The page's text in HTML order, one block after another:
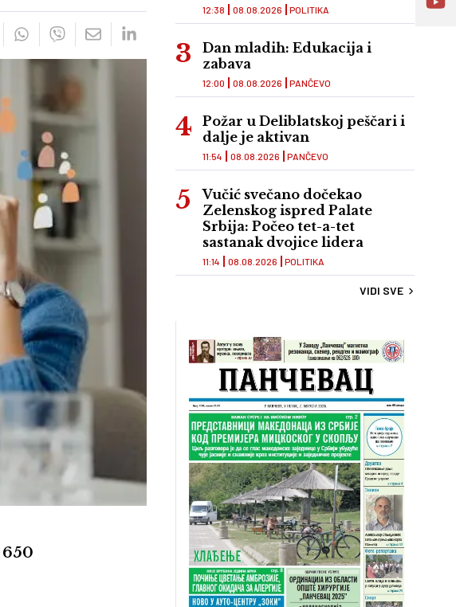
POLITIKA
12:38 08.08.2026
Dan mladih: Edukacija i
zabava
PANČEVO
12:00 08.08.2026
Požar u Deliblatskoj peščari i
dalje je aktivan
PANČEVO
11:54 08.08.2026
Vučić svečano dočekao
Zelenskog ispred Palate
Srbija: Počeo tet-a-tet
sastanak dvojice lidera
POLITIKA
11:14 08.08.2026
VIDI SVE